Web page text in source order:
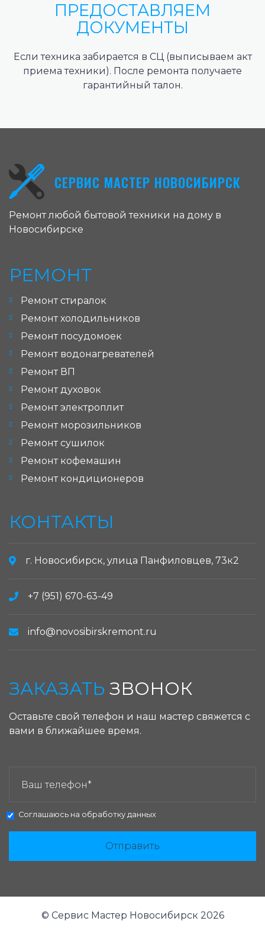
ПРЕДОСТАВЛЯЕМ
ДОКУМЕНТЫ
Если техника забирается в СЦ (выписываем акт
приема техники). После ремонта получаете
гарантийный талон.
СЕРВИС МАСТЕР НОВОСИБИРСК
Ремонт любой бытовой техники на дому в
Новосибирске
РЕМОНТ
Ремонт стиралок
Ремонт холодильников
Ремонт посудомоек
Ремонт водонагревателей
Ремонт ВП
Ремонт духовок
Ремонт электроплит
Ремонт морозильников
Ремонт сушилок
Ремонт кофемашин
Ремонт кондиционеров
КОНТАКТЫ
г. Новосибирск, улица Панфиловцев, 73к2
+7 (951) 670-63-49
info@novosibirskremont.ru
ЗАКАЗАТЬ ЗВОНОК
Оставьте свой телефон и наш мастер свяжется с
вами в ближайшее время.
Соглашаюсь на обработку данных
Отправить
© Сервис Мастер Новосибирск 2026